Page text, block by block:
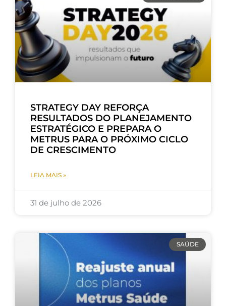
STRATEGY DAY REFORÇA
RESULTADOS DO PLANEJAMENTO
ESTRATÉGICO E PREPARA O
METRUS PARA O PRÓXIMO CICLO
DE CRESCIMENTO
LEIA MAIS »
31 de julho de 2026
SAÚDE